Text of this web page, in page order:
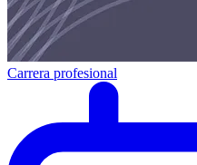
Carrera profesional